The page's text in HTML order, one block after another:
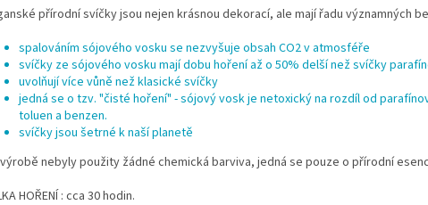
přírodní svíčky jsou nejen krásnou dekorací, ale mají řadu významných
spalováním sójového vosku se nezvyšuje obsah CO2 v atmosféře
svíčky ze sójového vosku mají dobu hoření až o 50% delší než svíčky
uvolňují více vůně než klasické svíčky
jedná se o tzv. "čisté hoření" - sójový vosk je netoxický na rozdíl od
toluen a benzen.
svíčky jsou šetrné k naší planetě
nebyly použity žádné chemická barviva, jedná se pouze o přírodní
HOŘENÍ : cca 30 hodin.